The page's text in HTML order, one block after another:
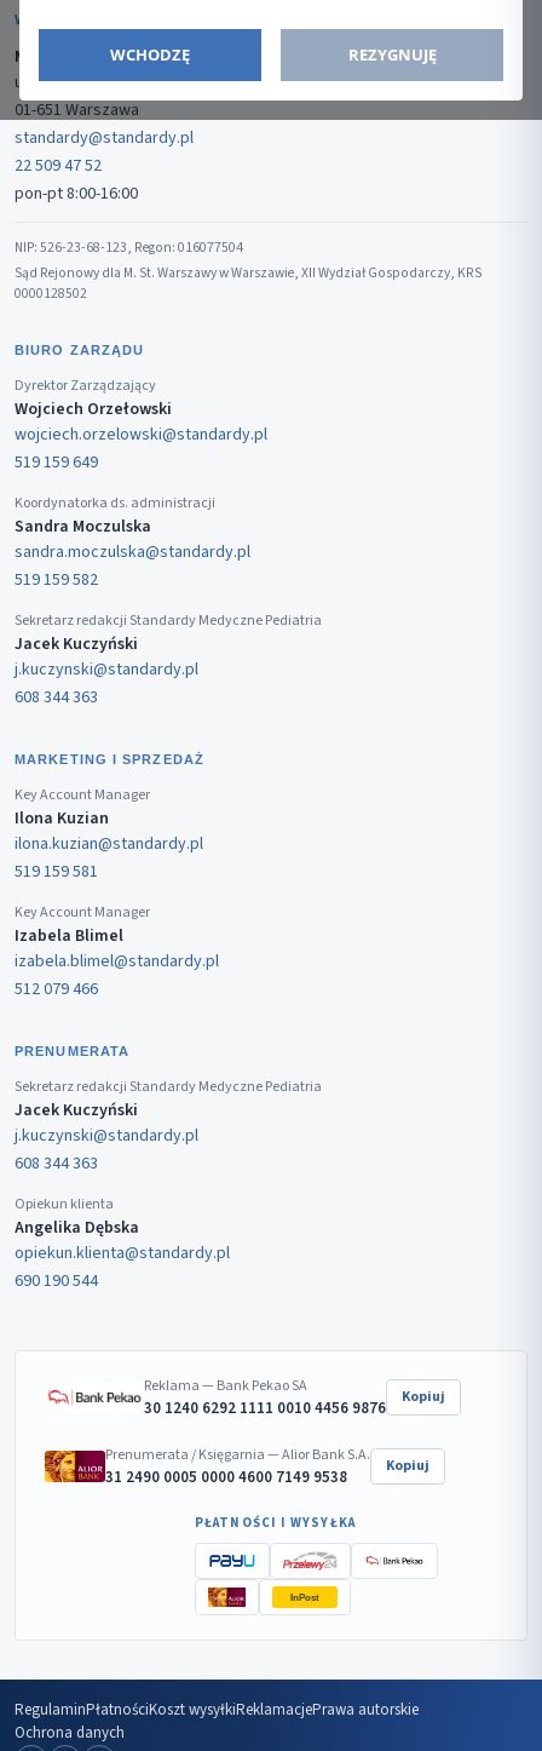
WCHODZĘ REZYGNUJĘ
WYDAWCA
Media-Press Sp. z o.o.
ul. Gwiaździsta 7B/8
01-651 Warszawa
standardy@standardy.pl
22 509 47 52
pon-pt 8:00-16:00
NIP: 526-23-68-123, Regon: 016077504
Sąd Rejonowy dla M. St. Warszawy w Warszawie, XII Wydział Gospodarczy, KRS
0000128502
BIURO ZARZĄDU
Dyrektor Zarządzający
Wojciech Orzełowski
wojciech.orzelowski@standardy.pl
519 159 649
Koordynatorka ds. administracji
Sandra Moczulska
sandra.moczulska@standardy.pl
519 159 582
Sekretarz redakcji Standardy Medyczne Pediatria
Jacek Kuczyński
j.kuczynski@standardy.pl
608 344 363
MARKETING I SPRZEDAŻ
Key Account Manager
Ilona Kuzian
ilona.kuzian@standardy.pl
519 159 581
Key Account Manager
Izabela Blimel
izabela.blimel@standardy.pl
512 079 466
PRENUMERATA
Sekretarz redakcji Standardy Medyczne Pediatria
Jacek Kuczyński
j.kuczynski@standardy.pl
608 344 363
Opiekun klienta
Angelika Dębska
opiekun.klienta@standardy.pl
690 190 544
Reklama — Bank Pekao SA
30 1240 6292 1111 0010 4456 9876 Kopiuj
Prenumerata / Księgarnia — Alior Bank S.A.
31 2490 0005 0000 4600 7149 9538 Kopiuj
PŁATNOŚCI I WYSYŁKA
InPost
RegulaminPłatnościKoszt wysyłkiReklamacjePrawa autorskie
Ochrona danych